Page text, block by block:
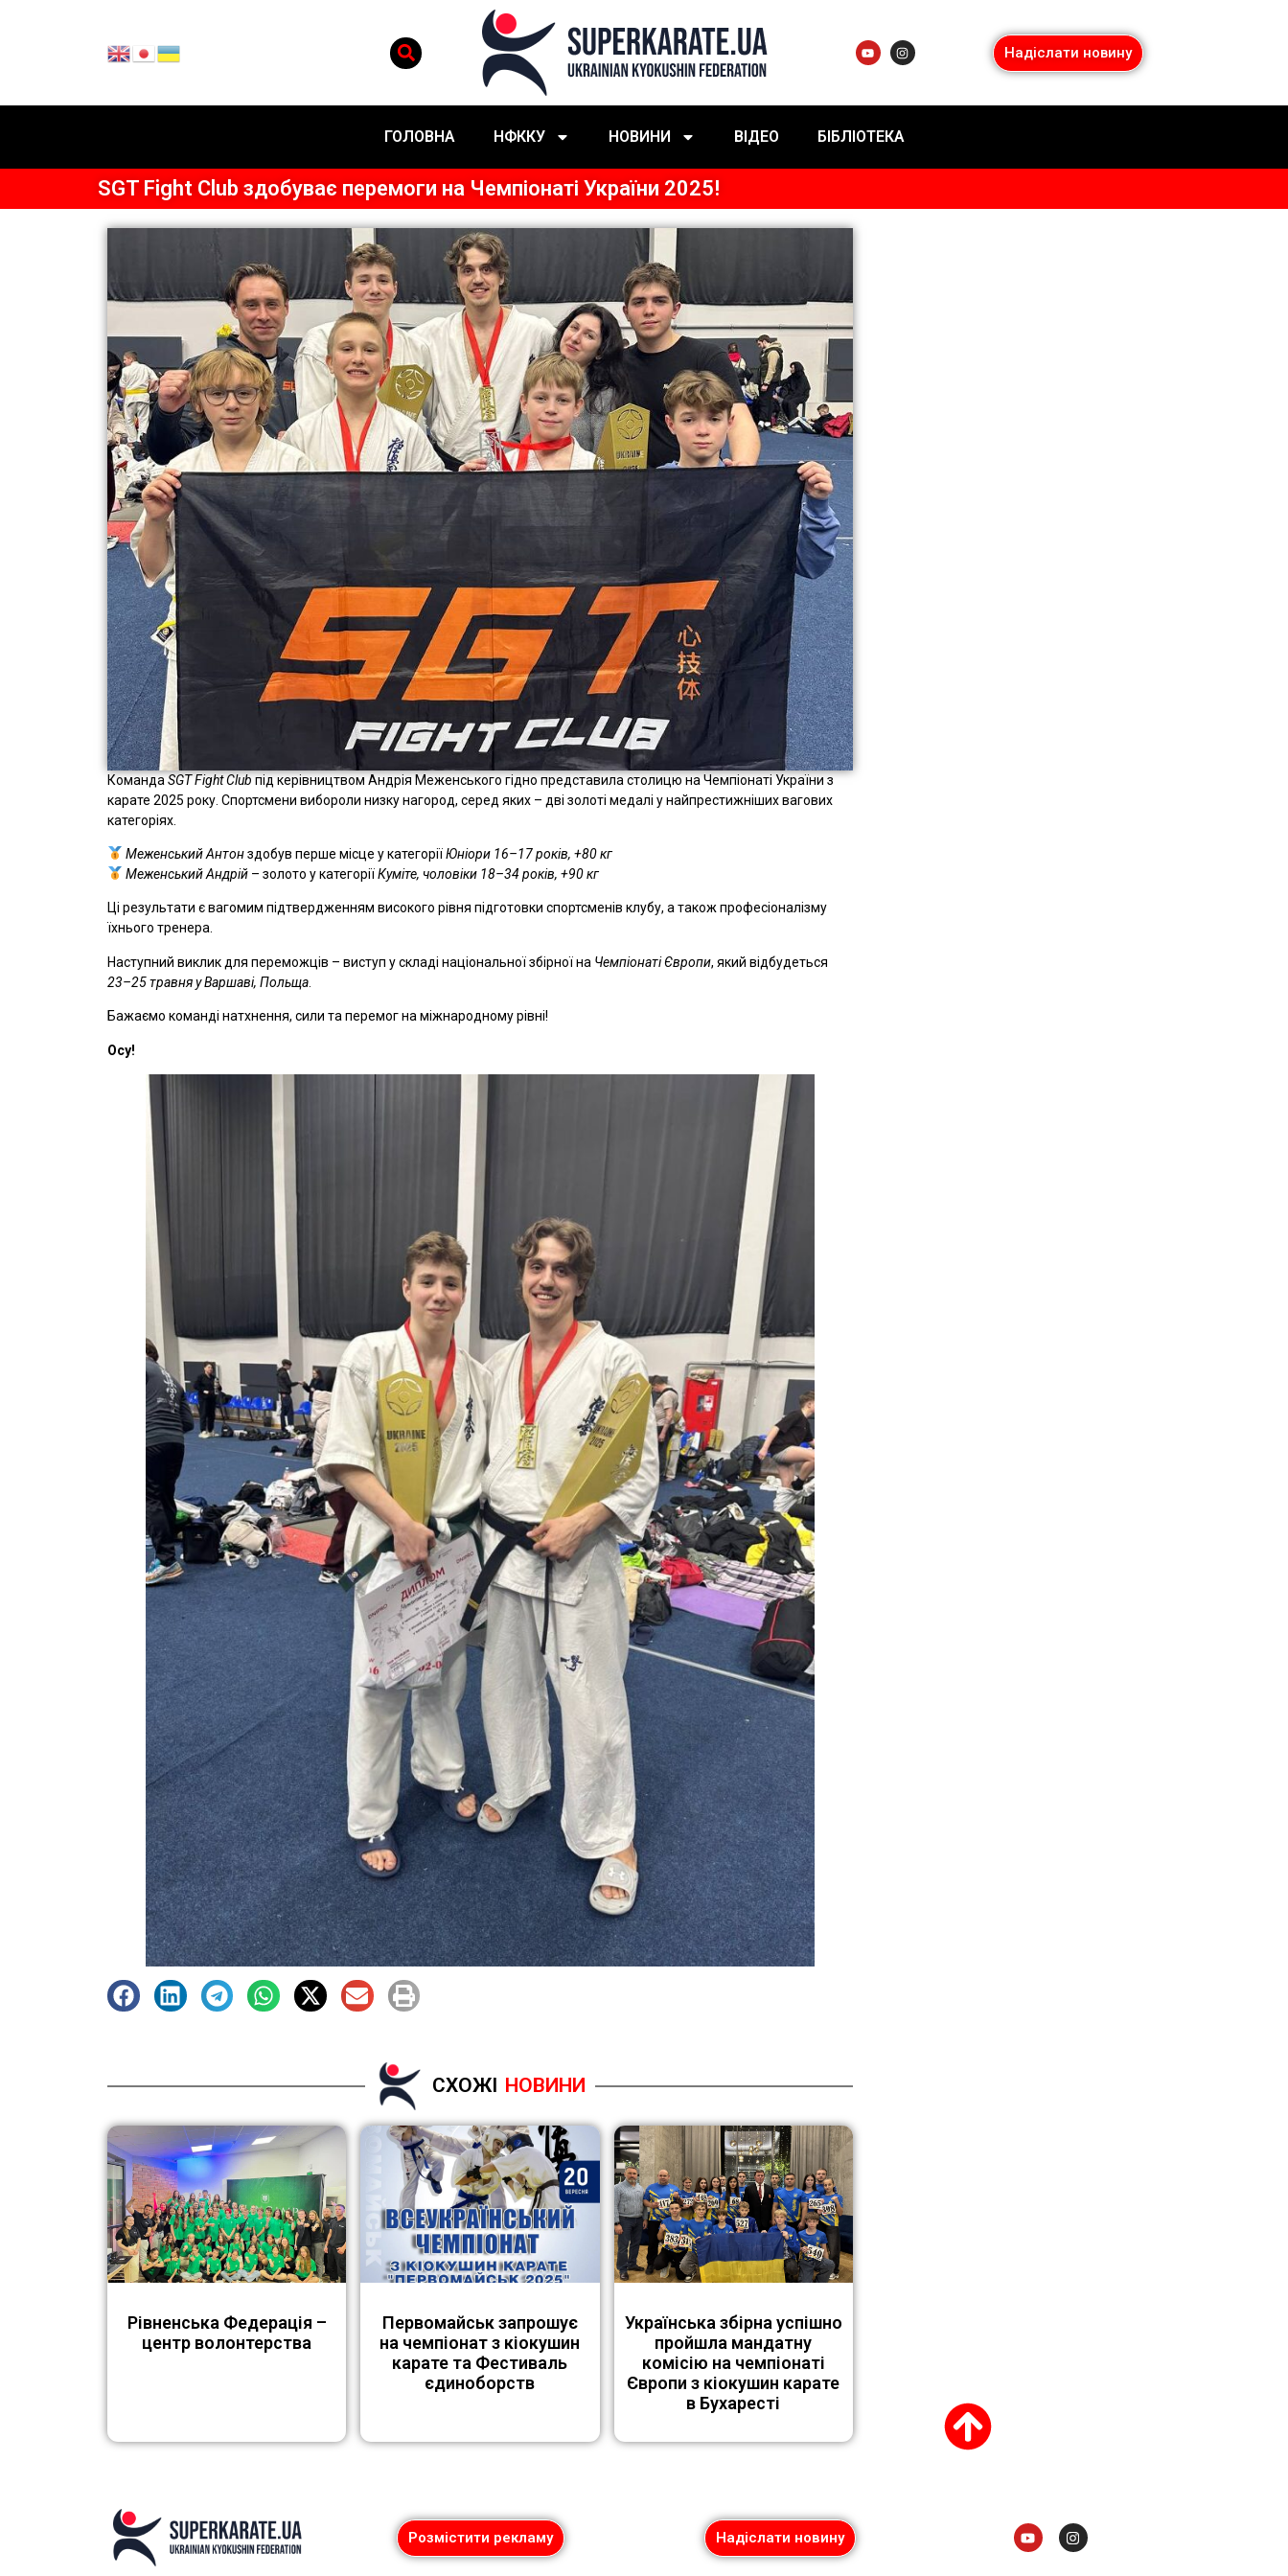
Надіслати новину
ГОЛОВНА НФККУ НОВИНИ ВІДЕО БІБЛІОТЕКА
SGT Fight Club здобуває перемоги на Чемпіонаті України 2025!
КомандаSGT Fight Clubпід керівництвом Андрія Меженського гідно представила столицю на Чемпіонаті України з
карате 2025 року. Спортсмени вибороли низку нагород, серед яких – дві золоті медалі у найпрестижніших вагових
категоріях.
Меженський Антонздобув перше місце у категоріїЮніори 16–17 років, +80 кг
Меженський Андрій– золото у категоріїКуміте, чоловіки 18–34 років, +90 кг
Ці результати є вагомим підтвердженням високого рівня підготовки спортсменів клубу, а також професіоналізму
їхнього тренера.
Наступний виклик для переможців – виступ у складі національної збірної на Чемпіонаті Європи, який відбудеться
23–25 травня у Варшаві, Польща
Бажаємо команді натхнення, сили та перемог на міжнародному рівні!
Осу!
СХОЖІ НОВИНИ
Рівненська Федерація –
центр волонтерства
Первомайськ запрошує
на чемпіонат з кіокушин
карате та Фестиваль
єдиноборств
Українська збірна успішно
пройшла мандатну
комісію на чемпіонаті
Європи з кіокушин карате
в Бухаресті
Розмістити рекламу Надіслати новину